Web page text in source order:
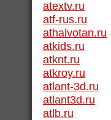
atextv.ru
atf-rus.ru
athalvotan.ru
atkids.ru
atknt.ru
atkroy.ru
atlant-3d.ru
atlant3d.ru
atlb.ru